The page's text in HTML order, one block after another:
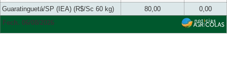
Guaratinguetá/SP (IEA) (R$/Sc 60 kg) 80,00
0,00
Fech. 06/08/2026